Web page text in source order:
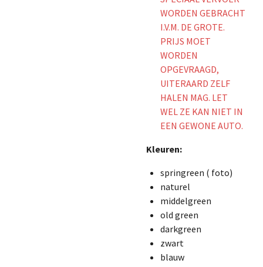
WORDEN GEBRACHT
I.V.M. DE GROTE.
PRIJS MOET
WORDEN
OPGEVRAAGD,
UITERAARD ZELF
HALEN MAG. LET
WEL ZE KAN NIET IN
EEN GEWONE AUTO.
Kleuren:
springreen ( foto)
naturel
middelgreen
old green
darkgreen
zwart
blauw